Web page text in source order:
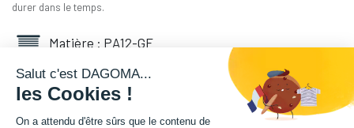
durer dans le temps.
Matière : PA12-GF
Diamètre : 1.75 mm
Grammage : 1800 g
Salut c'est DAGOMA...
les Cookies !
On a attendu d'être sûrs que le contenu de